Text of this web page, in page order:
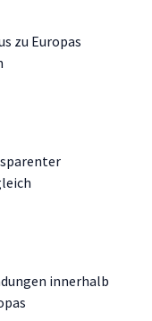
zu Europas
innerhalb